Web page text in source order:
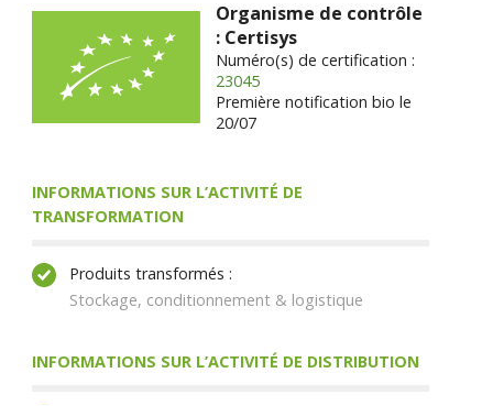
Organisme de contrôle
: Certisys
Numéro(s) de certification :
23045
Première notification bio le
20/07
INFORMATIONS SUR L’ACTIVITÉ DE
TRANSFORMATION
Produits transformés :
Stockage, conditionnement & logistique
INFORMATIONS SUR L’ACTIVITÉ DE DISTRIBUTION